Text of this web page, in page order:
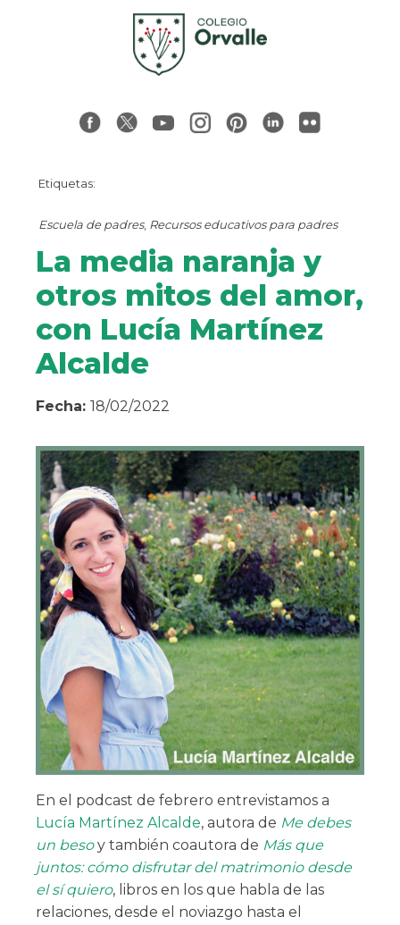
Etiquetas:
Escuela de padres, Recursos educativos para padres
La media naranja y
otros mitos del amor,
con Lucía Martínez
Alcalde
Fecha: 18/02/2022
En el podcast de febrero entrevistamos a
Lucía Martínez Alcalde, autora de Me debes
un besoy también coautora de Más que
juntos: cómo disfrutar del matrimonio desde
el sí quiero, libros en los que habla de las
relaciones, desde el noviazgo hasta el